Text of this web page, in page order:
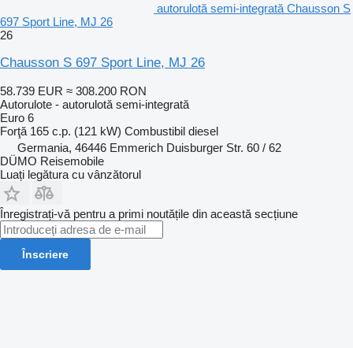
autorulotă semi-integrată Chausson S
697 Sport Line, MJ 26
26
Chausson S 697 Sport Line, MJ 26
58.739 EUR ≈ 308.200 RON
Autorulote - autorulotă semi-integrată
Euro 6
Forţă 165 c.p. (121 kW) Combustibil diesel
Germania, 46446 Emmerich Duisburger Str. 60 / 62
DÜMO Reisemobile
Luați legătura cu vânzătorul
Înregistrați-vă pentru a primi noutățile din această secțiune
Înscriere